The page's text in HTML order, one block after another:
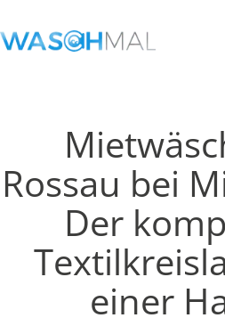
Rossau bei
Der
einer